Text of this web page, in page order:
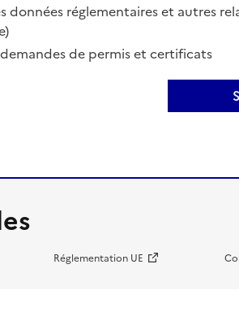
données réglementaires et autres
de permis et certificats
Réglementation UE